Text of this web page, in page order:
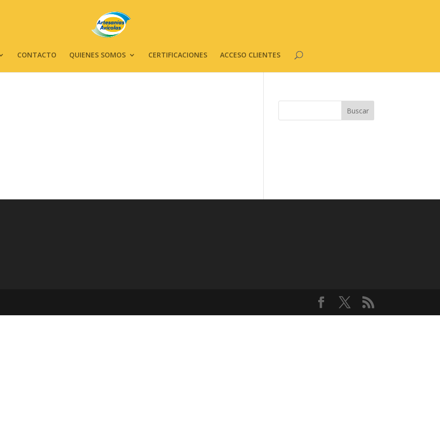
CONTACTO QUIENES SOMOS CERTIFICACIONES ACCESO CLIENTES